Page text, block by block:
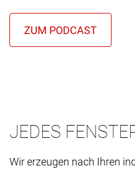
JEDES
Wir erzeugen nach Ihren